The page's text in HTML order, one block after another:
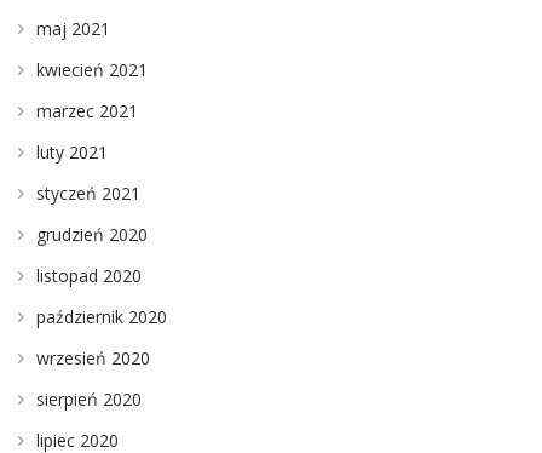
maj 2021
kwiecień 2021
marzec 2021
luty 2021
styczeń 2021
grudzień 2020
listopad 2020
październik 2020
wrzesień 2020
sierpień 2020
lipiec 2020